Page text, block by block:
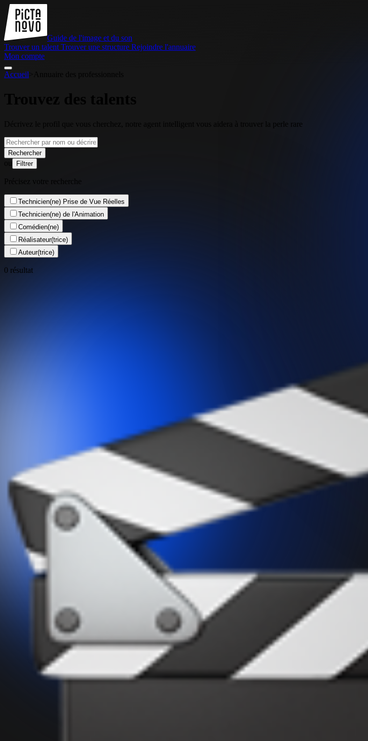
Guide de l'image et du son
Trouver un talent Trouver une structure Rejoindre l'annuaire
Mon compte
Accueil
Décrivez le profil que vous cherchez, notre agent intelligent vous aidera à trouver la perle rare
Rechercher
Filtrer
Précisez votre recherche
Technicien(ne) Prise de Vue Réelles
Technicien(ne) de l'Animation
Comédien(ne)
Réalisateur(trice)
Auteur(trice)
0 résultat